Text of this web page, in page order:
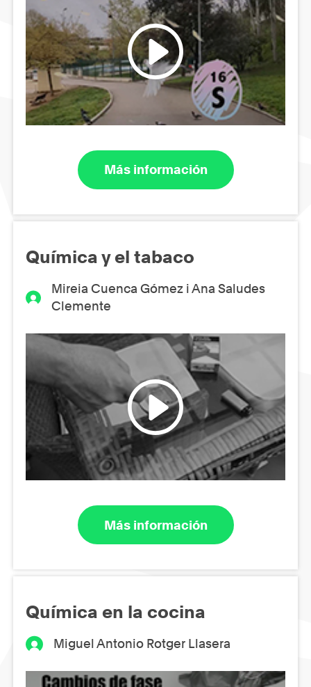
Más información
Química y el tabaco
Mireia Cuenca Gómez i Ana Saludes
Clemente
Más información
Química en la cocina
Miguel Antonio Rotger Llasera